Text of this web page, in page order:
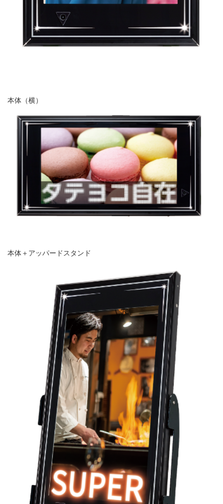
本体（横）
本体＋アッパードスタンド